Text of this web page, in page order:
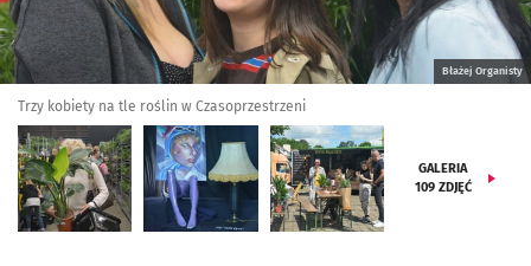
Błażej Organisty
Trzy kobiety na tle roślin w Czasoprzestrzeni
GALERIA
109 ZDJĘĆ